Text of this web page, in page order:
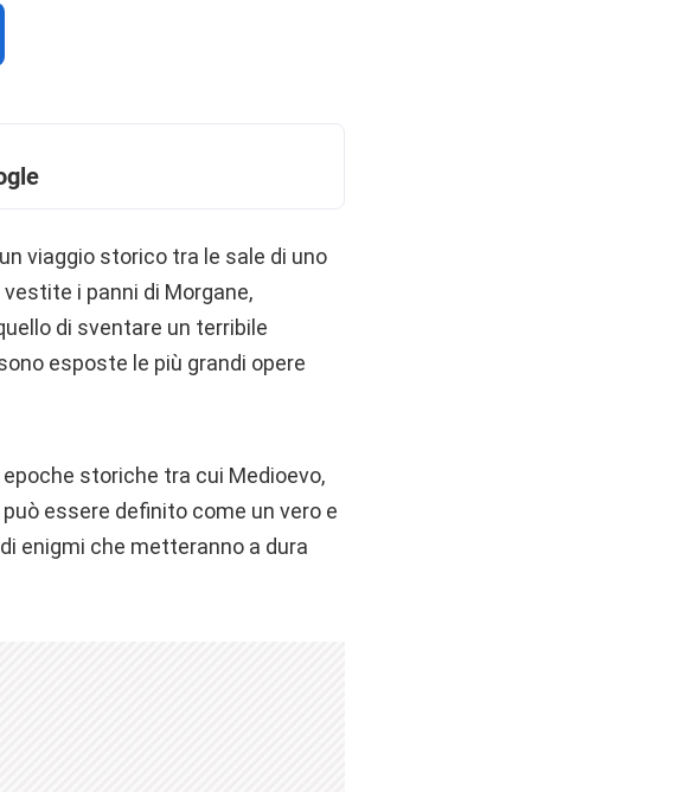
viaggio storico tra le sale di uno
i panni di Morgane,
di sventare un terribile
esposte le più grandi opere
storiche tra cui Medioevo,
essere definito come un vero e
enigmi che metteranno a dura